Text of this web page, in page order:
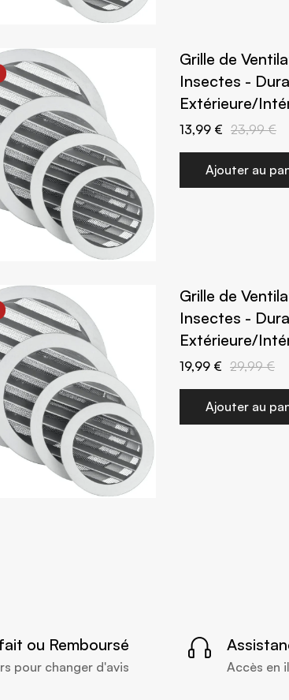
Grille de
Insectes -
Extérieure/
13,99 € 23,99 €
Ajouter au
Grille de
Insectes -
Extérieure/
19,99 € 29,99 €
Ajouter au
ou Remboursé
pour changer d'avis Accès en